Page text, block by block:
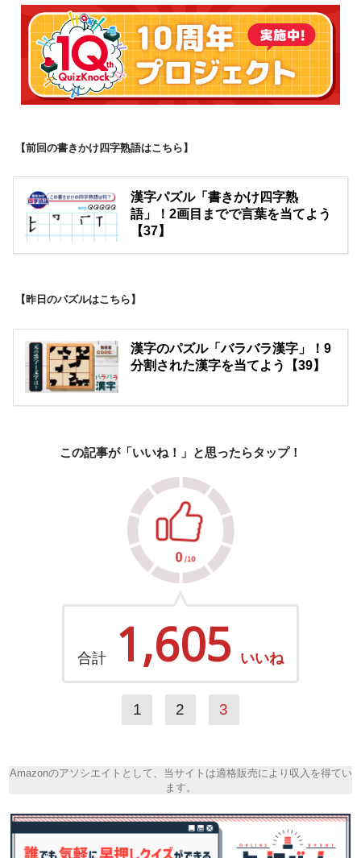
【前回の書きかけ四字熟語はこちら】
漢字パズル「書きかけ四字熟
語」！2画目までで言葉を当てよう
【37】
【昨日のパズルはこちら】
漢字のパズル「バラバラ漢字」！9
分割された漢字を当てよう【39】
この記事が「いいね！」と思ったらタップ！
合計 1,605 いいね
1 2 3
Amazonのアソシエイトとして、当サイトは適格販売により収入を得てい
ます。